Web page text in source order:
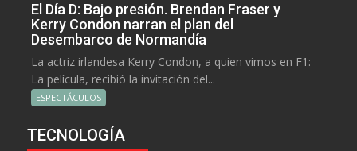
El Día D: Bajo presión. Brendan Fraser y
Kerry Condon narran el plan del
Desembarco de Normandía
La actriz irlandesa Kerry Condon, a quien vimos en F1:
La película, recibió la invitación del...
ESPECTÁCULOS
TECNOLOGÍA